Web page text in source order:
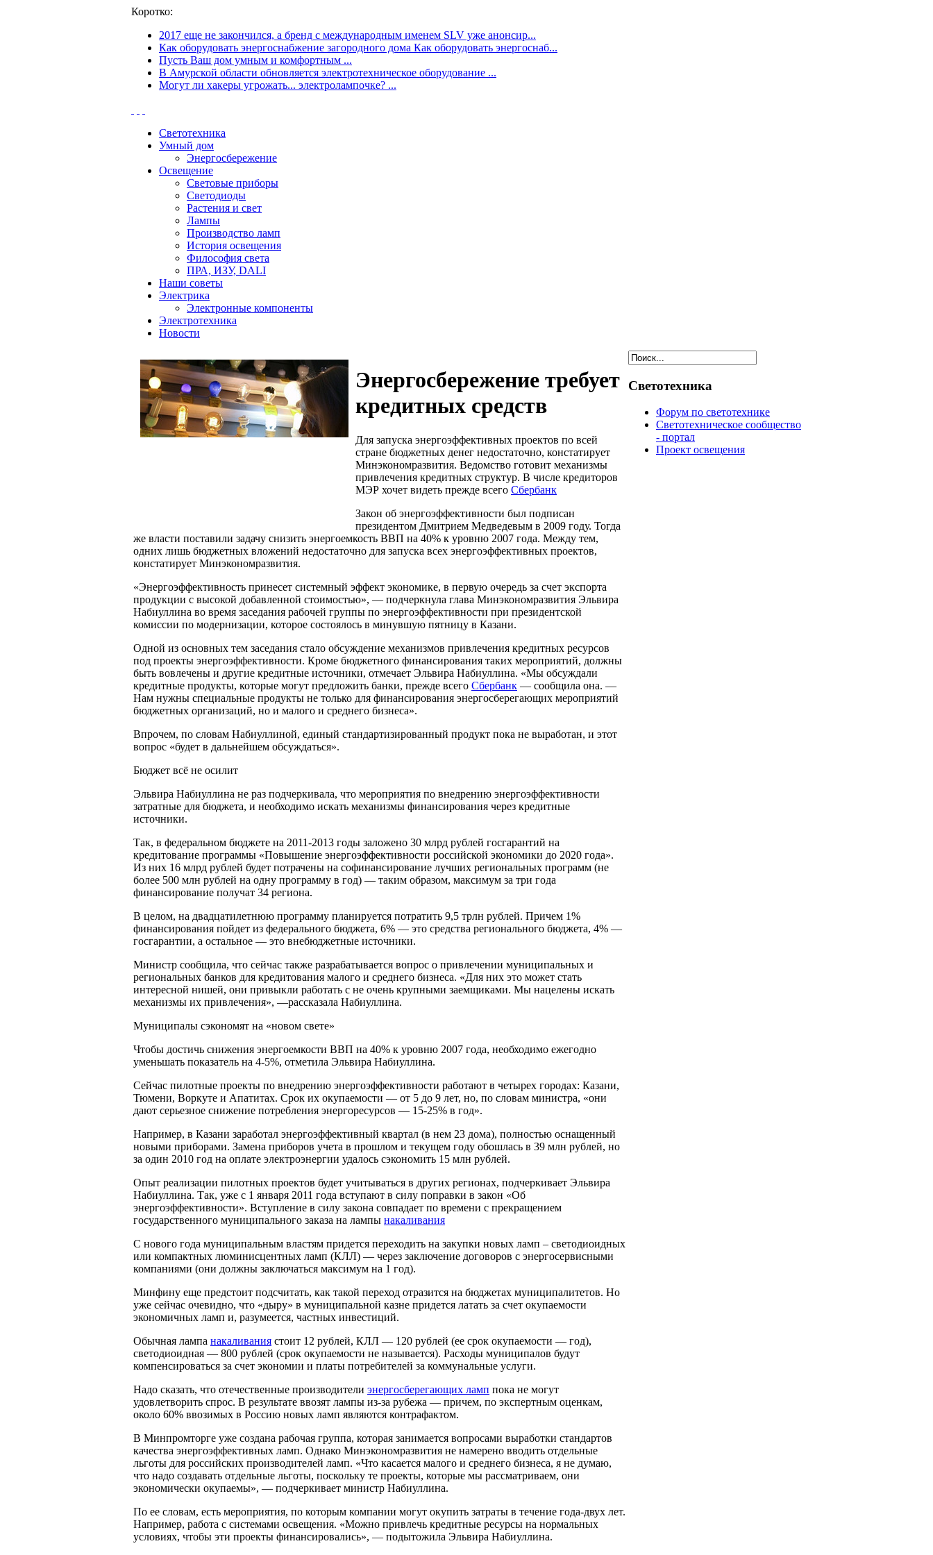
Коротко:
2017 еще не закончился, а бренд с международным именем SLV уже анонсир...
Как оборудовать энергоснабжение загородного дома Как оборудовать энергоснаб...
Пусть Ваш дом умным и комфортным ...
В Амурской области обновляется электротехническое оборудование ...
Могут ли хакеры угрожать... электролампочке? ...
Светотехника
Умный дом
Энергосбережение
Освещение
Световые приборы
Светодиоды
Растения и свет
Лампы
Производство ламп
История освещения
Философия света
ПРА, ИЗУ, DALI
Наши советы
Электрика
Электронные компоненты
Электротехника
Новости
Энергосбережение требует
кредитных средств
Для запуска энергоэффективных проектов по всей
стране бюджетных денег недостаточно, констатирует
Минэкономразвития. Ведомство готовит механизмы
привлечения кредитных структур. В числе кредиторов
МЭР хочет видеть прежде всего Сбербанк
Закон об энергоэффективности был подписан
президентом Дмитрием Медведевым в 2009 году. Тогда
же власти поставили задачу снизить энергоемкость ВВП на 40% к уровню 2007 года. Между тем,
одних лишь бюджетных вложений недостаточно для запуска всех энергоэффективных проектов,
констатирует Минэкономразвития.
«Энергоэффективность принесет системный эффект экономике, в первую очередь за счет экспорта
продукции с высокой добавленной стоимостью», — подчеркнула глава Минэкономразвития Эльвира
Набиуллина во время заседания рабочей группы по энергоэффективности при президентской
комиссии по модернизации, которое состоялось в минувшую пятницу в Казани.
Одной из основных тем заседания стало обсуждение механизмов привлечения кредитных ресурсов
под проекты энергоэффективности. Кроме бюджетного финансирования таких мероприятий, должны
быть вовлечены и другие кредитные источники, отмечает Эльвира Набиуллина. «Мы обсуждали
кредитные продукты, которые могут предложить банки, прежде всего Сбербанк — сообщила она. —
Нам нужны специальные продукты не только для финансирования энергосберегающих мероприятий
бюджетных организаций, но и малого и среднего бизнеса».
Впрочем, по словам Набиуллиной, единый стандартизированный продукт пока не выработан, и этот
вопрос «будет в дальнейшем обсуждаться».
Бюджет всё не осилит
Эльвира Набиуллина не раз подчеркивала, что мероприятия по внедрению энергоэффективности
затратные для бюджета, и необходимо искать механизмы финансирования через кредитные
источники.
Так, в федеральном бюджете на 2011-2013 годы заложено 30 млрд рублей госгарантий на
кредитование программы «Повышение энергоэффективности российской экономики до 2020 года».
Из них 16 млрд рублей будет потрачены на софинансирование лучших региональных программ (не
более 500 млн рублей на одну программу в год) — таким образом, максимум за три года
финансирование получат 34 региона.
В целом, на двадцатилетнюю программу планируется потратить 9,5 трлн рублей. Причем 1%
финансирования пойдет из федерального бюджета, 6% — это средства регионального бюджета, 4% —
госгарантии, а остальное — это внебюджетные источники.
Министр сообщила, что сейчас также разрабатывается вопрос о привлечении муниципальных и
региональных банков для кредитования малого и среднего бизнеса. «Для них это может стать
интересной нишей, они привыкли работать с не очень крупными заемщиками. Мы нацелены искать
механизмы их привлечения», —рассказала Набиуллина.
Муниципалы сэкономят на «новом свете»
Чтобы достичь снижения энергоемкости ВВП на 40% к уровню 2007 года, необходимо ежегодно
уменьшать показатель на 4-5%, отметила Эльвира Набиуллина.
Сейчас пилотные проекты по внедрению энергоэффективности работают в четырех городах: Казани,
Тюмени, Воркуте и Апатитах. Срок их окупаемости — от 5 до 9 лет, но, по словам министра, «они
дают серьезное снижение потребления энергоресурсов — 15-25% в год».
Например, в Казани заработал энергоэффективный квартал (в нем 23 дома), полностью оснащенный
новыми приборами. Замена приборов учета в прошлом и текущем году обошлась в 39 млн рублей, но
за один 2010 год на оплате электроэнергии удалось сэкономить 15 млн рублей.
Опыт реализации пилотных проектов будет учитываться в других регионах, подчеркивает Эльвира
Набиуллина. Так, уже с 1 января 2011 года вступают в силу поправки в закон «Об
энергоэффективности». Вступление в силу закона совпадает по времени с прекращением
государственного муниципального заказа на лампы накаливания
С нового года муниципальным властям придется переходить на закупки новых ламп – светодиоидных
или компактных люминисцентных ламп (КЛЛ) — через заключение договоров с энергосервисными
компаниями (они должны заключаться максимум на 1 год).
Минфину еще предстоит подсчитать, как такой переход отразится на бюджетах муниципалитетов. Но
уже сейчас очевидно, что «дыру» в муниципальной казне придется латать за счет окупаемости
экономичных ламп и, разумеется, частных инвестиций.
Обычная лампа накаливания стоит 12 рублей, КЛЛ — 120 рублей (ее срок окупаемости — год),
светодиоидная — 800 рублей (срок окупаемости не называется). Расходы муниципалов будут
компенсироваться за счет экономии и платы потребителей за коммунальные услуги.
Надо сказать, что отечественные производители энергосберегающих ламп пока не могут
удовлетворить спрос. В результате ввозят лампы из-за рубежа — причем, по экспертным оценкам,
около 60% ввозимых в Россию новых ламп являются контрафактом.
В Минпромторге уже создана рабочая группа, которая занимается вопросами выработки стандартов
качества энергоэффективных ламп. Однако Минэкономразвития не намерено вводить отдельные
льготы для российских производителей ламп. «Что касается малого и среднего бизнеса, я не думаю,
что надо создавать отдельные льготы, поскольку те проекты, которые мы рассматриваем, они
экономически окупаемы», — подчеркивает министр Набиуллина.
По ее словам, есть мероприятия, по которым компании могут окупить затраты в течение года-двух лет.
Например, работа с системами освещения. «Можно привлечь кредитные ресурсы на нормальных
условиях, чтобы эти проекты финансировались», — подытожила Эльвира Набиуллина.
Светотехника
Форум по светотехнике
Светотехническое сообщество
- портал
Проект освещения